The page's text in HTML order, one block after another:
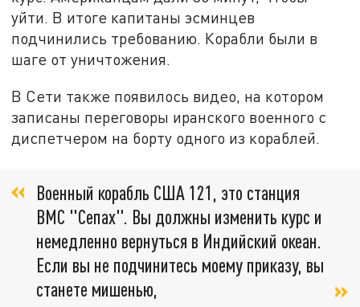
уйти. В итоге капитаны эсминцев
подчинились требованию. Корабли были в
шаге от уничтожения.
В Сети также появилось видео, на котором
записаны переговоры иранского военного с
диспетчером на борту одного из кораблей.
Военный корабль США 121, это станция
ВМС "Сепах". Вы должны изменить курс и
немедленно вернуться в Индийский океан.
Если вы не подчинитесь моему приказу, вы
станете мишенью,